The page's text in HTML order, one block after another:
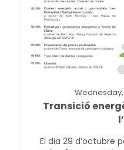
Transició
El dia 29 d’octubre